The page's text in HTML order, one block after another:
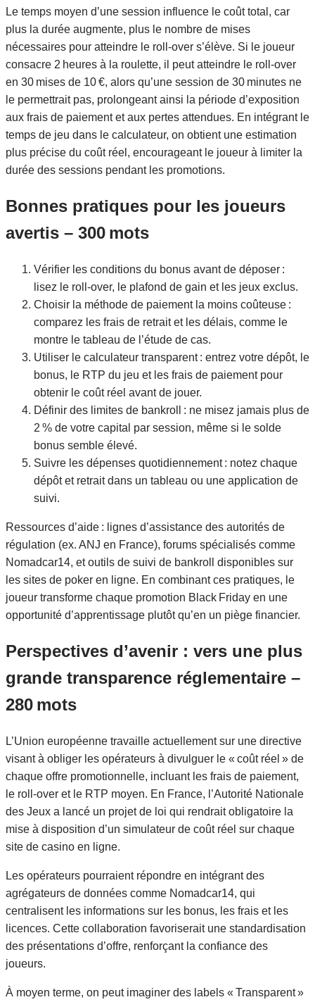
Le temps moyen d’une session influence le coût total, car
plus la durée augmente, plus le nombre de mises
nécessaires pour atteindre le roll‑over s’élève. Si le joueur
consacre 2 heures à la roulette, il peut atteindre le roll‑over
en 30 mises de 10 €, alors qu’une session de 30 minutes ne
le permettrait pas, prolongeant ainsi la période d’exposition
aux frais de paiement et aux pertes attendues. En intégrant le
temps de jeu dans le calculateur, on obtient une estimation
plus précise du coût réel, encourageant le joueur à limiter la
durée des sessions pendant les promotions.
Bonnes pratiques pour les joueurs
avertis – 300 mots
Vérifier les conditions du bonus avant de déposer :
lisez le roll‑over, le plafond de gain et les jeux exclus.
Choisir la méthode de paiement la moins coûteuse :
comparez les frais de retrait et les délais, comme le
montre le tableau de l’étude de cas.
Utiliser le calculateur transparent : entrez votre dépôt, le
bonus, le RTP du jeu et les frais de paiement pour
obtenir le coût réel avant de jouer.
Définir des limites de bankroll : ne misez jamais plus de
2 % de votre capital par session, même si le solde
bonus semble élevé.
Suivre les dépenses quotidiennement : notez chaque
dépôt et retrait dans un tableau ou une application de
suivi.
Ressources d’aide : lignes d’assistance des autorités de
régulation (ex. ANJ en France), forums spécialisés comme
Nomadcar14, et outils de suivi de bankroll disponibles sur
les sites de poker en ligne. En combinant ces pratiques, le
joueur transforme chaque promotion Black Friday en une
opportunité d’apprentissage plutôt qu’en un piège financier.
Perspectives d’avenir : vers une plus
grande transparence réglementaire –
280 mots
L’Union européenne travaille actuellement sur une directive
visant à obliger les opérateurs à divulguer le « coût réel » de
chaque offre promotionnelle, incluant les frais de paiement,
le roll‑over et le RTP moyen. En France, l’Autorité Nationale
des Jeux a lancé un projet de loi qui rendrait obligatoire la
mise à disposition d’un simulateur de coût réel sur chaque
site de casino en ligne.
Les opérateurs pourraient répondre en intégrant des
agrégateurs de données comme Nomadcar14, qui
centralisent les informations sur les bonus, les frais et les
licences. Cette collaboration favoriserait une standardisation
des présentations d’offre, renforçant la confiance des
joueurs.
À moyen terme, on peut imaginer des labels « Transparent »